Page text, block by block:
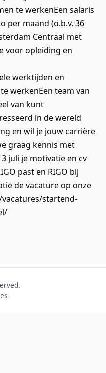
te werkenEen salaris
per maand (o.b.v. 36
Centraal met
voor opleiding en
werktijden en
werkenEen team van
van kunt
in de wereld
en wil je jouw carrière
graag kennis met
juli je motivatie en cv
past en RIGO bij
de vacature op onze
startend-